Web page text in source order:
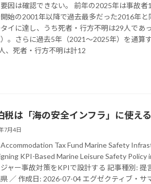
因は確認できない。 前年の2025年は事故者
始の2001年以降で過去最多だった2016年と
イに達し、うち死者・行方不明は29人であ
。さらに過去5年（2021〜2025年）を通算
、死者・行方不明は計12
税は「海の安全インフラ」に使え
7月4日
Tax Fund Marine Safety
KPI-Based Marine Leisure Safety Policy
ャー事故対策をKPIで設計する 記事種別: 提
／ 作成日: 2026-07-04 エグゼクティブ・サ